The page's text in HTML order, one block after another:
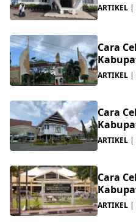
ARTIKEL |
Cara
ARTIKEL |
Cara
ARTIKEL |
Cara
ARTIKEL |